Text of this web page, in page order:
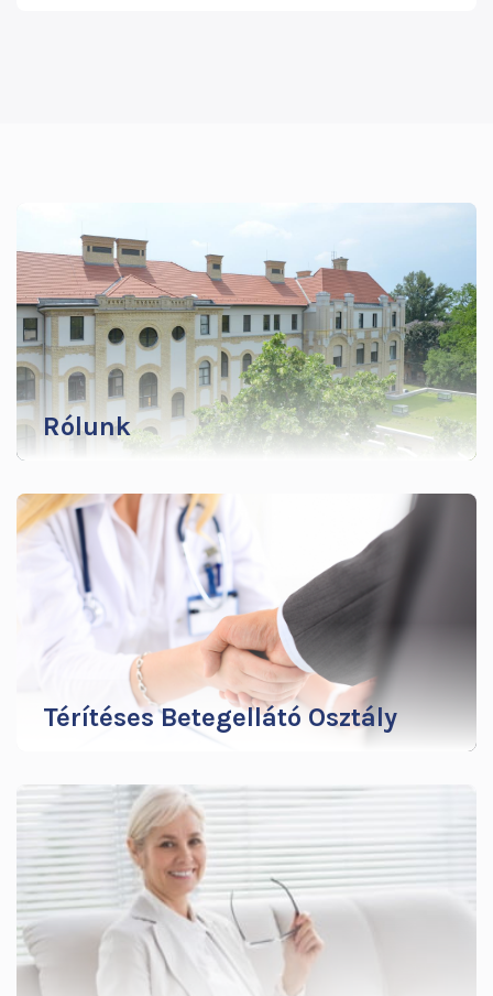
Rólunk
A rendszerváltás szakmapolitikai változásai és
teremtettek. 1990-ben Dr. Szegedy László
ideggyógyász főorvost választották igazgatónak…
További infók
Térítéses Betegellátó Osztály
Minden helyzetben szeretjuk meghallani a pozitív
értékeljük a befektetett munkát, energiát,
kreativitást, tenni akarást, hitet és eltökéltséget.
Ennek mentén született meg a Térítéses
Betegellátó Osztály.
További infók